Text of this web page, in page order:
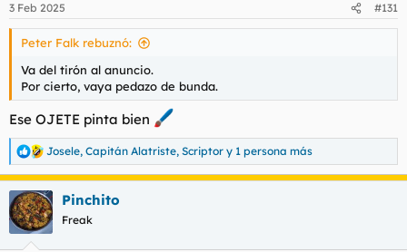
e
s
3 Feb 2025 #131
Peter Falk rebuznó:
Va del tirón al anuncio.
Por cierto, vaya pedazo de bunda.
Ese OJETE pinta bien
R
e
a
c
c
i
Josele, Capitán Alatriste, Scriptor y 1 persona más
Pinchito
Freak